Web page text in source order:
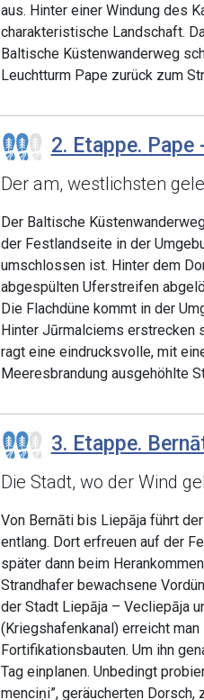
aus. Hinter einer Windung des
charakteristische Landschaft.
Baltische Küstenwanderweg
Leuchtturm Pape zurück zum
2. Etappe. Pape
Der am, westlichsten
Der Baltische
der Festlandseite in der
umschlossen ist. Hinter dem
abgespülten Uferstreifen
Die Flachdüne kommt in der
Hinter Jūrmalciems erstrecken
ragt eine eindrucksvolle, mit
Meeresbrandung ausgehöhlte
3. Etappe.
Die Stadt, wo der Wind
Von Bernāti bis Liepāja führt
entlang. Dort erfreuen auf der
später dann beim
Strandhafer bewachsene
der Stadt Liepāja – Vecliepāja
(Kriegshafenkanal) erreicht
Fortifikationsbauten. Um ihn
Tag einplanen. Unbedingt
menciņi”, geräucherten